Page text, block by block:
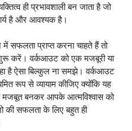
ही प्रभावशाली बन जाता है जो
है और आवश्यक है।
प्राप्त करना चाहते हैं तो
करें। वर्कआउट को एक मजबूरी या
है ऐसा बिल्कुल ना समझे। वर्कआउट
रूप से व्यायाम कीजिए क्योंकि यह
मजबूत बनकर आपके आत्मविश्वास को
की सफलता के लिए बहुत ही